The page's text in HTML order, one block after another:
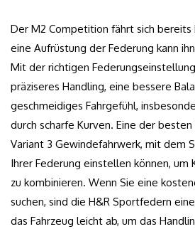
Der M2 Competition fährt sich
eine Aufrüstung der Federung kann
Mit der richtigen
präziseres Handling, eine bessere
geschmeidiges Fahrgefühl,
durch scharfe Kurven. Eine der
Variant 3 Gewindefahrwerk, mit dem
Ihrer Federung einstellen können, um
zu kombinieren. Wenn Sie eine
suchen, sind die H&R Sportfedern
das Fahrzeug leicht ab, um das